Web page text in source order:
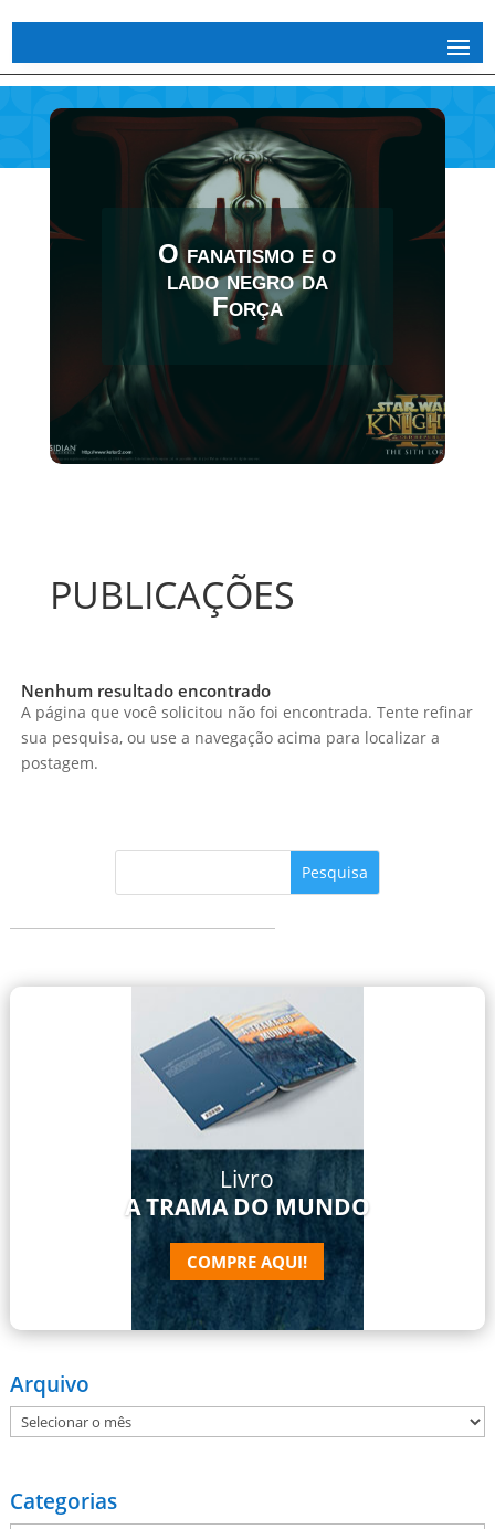
O fanatismo e o
lado negro da
Força
PUBLICAÇÕES
Nenhum resultado encontrado
A página que você solicitou não foi encontrada. Tente refinar
sua pesquisa, ou use a navegação acima para localizar a
postagem.
Livro
A TRAMA DO MUNDO
COMPRE AQUI!
Arquivo
Arquivo
Categorias